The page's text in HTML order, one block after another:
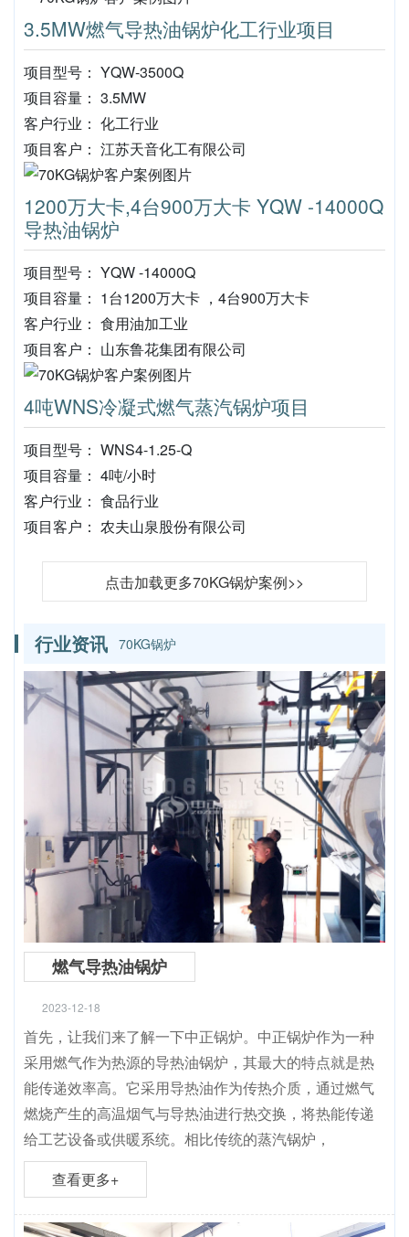
3.5MW燃气导热油锅炉化工行业项目
项目型号： YQW-3500Q
项目容量： 3.5MW
客户行业： 化工行业
项目客户： 江苏天音化工有限公司
1200万大卡,4台900万大卡 YQW -14000Q
导热油锅炉
项目型号： YQW -14000Q
项目容量： 1台1200万大卡 ，4台900万大卡
客户行业： 食用油加工业
项目客户： 山东鲁花集团有限公司
4吨WNS冷凝式燃气蒸汽锅炉项目
项目型号： WNS4-1.25-Q
项目容量： 4吨/小时
客户行业： 食品行业
项目客户： 农夫山泉股份有限公司
点击加载更多70KG锅炉案例>>
行业资讯 70KG锅炉
燃气导热油锅炉
2023-12-18
首先，让我们来了解一下中正锅炉。中正锅炉作为一种
采用燃气作为热源的导热油锅炉，其最大的特点就是热
能传递效率高。它采用导热油作为传热介质，通过燃气
燃烧产生的高温烟气与导热油进行热交换，将热能传递
给工艺设备或供暖系统。相比传统的蒸汽锅炉，
查看更多+